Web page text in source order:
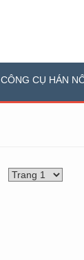
CÔNG CỤ HÁN